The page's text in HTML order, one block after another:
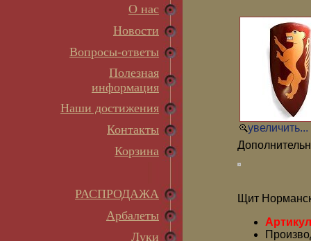
О нас
Новости
Вопросы-ответы
Полезная
информация
Наши достижения
Контакты
Корзина
РАСПРОДАЖА
Арбалеты
Луки
увеличить...
Щит